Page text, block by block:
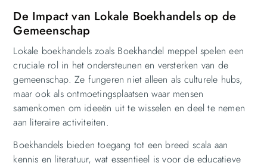
De Impact van Lokale Boekhandels op de
Gemeenschap
Lokale boekhandels zoals Boekhandel meppel spelen een
cruciale rol in het ondersteunen en versterken van de
gemeenschap. Ze fungeren niet alleen als culturele hubs,
maar ook als ontmoetingsplaatsen waar mensen
samenkomen om ideeën uit te wisselen en deel te nemen
aan literaire activiteiten.
Boekhandels bieden toegang tot een breed scala aan
kennis en literatuur, wat essentieel is voor de educatieve